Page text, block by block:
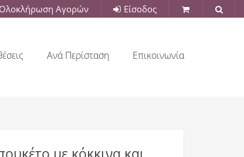
Ολοκλήρωση Αγορών Είσοδος
Ανά Περίσταση Επικοινωνία